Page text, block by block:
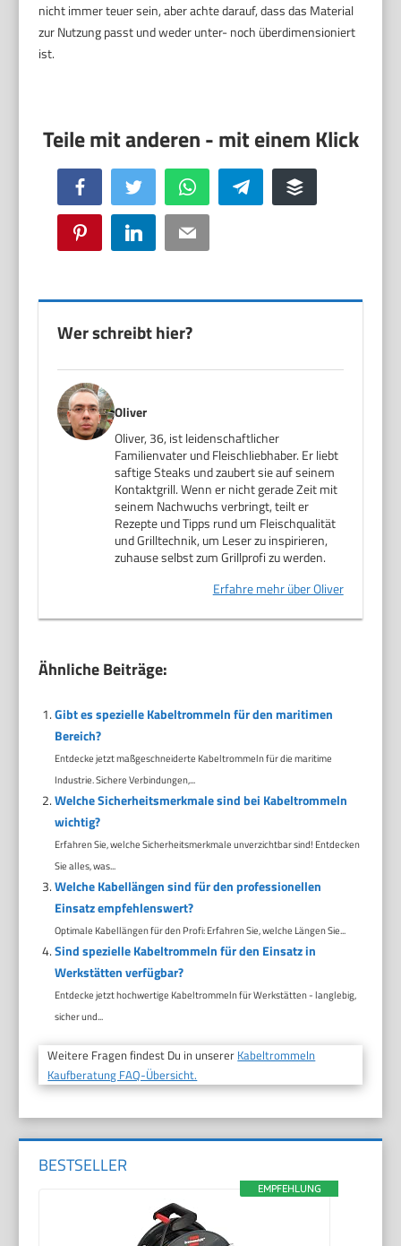
nicht immer teuer sein, aber achte darauf, dass das Material
zur Nutzung passt und weder unter- noch überdimensioniert
ist.
Facebook Twitter WhatsApp Telegram Buffer
Pinterest LinkedIn Email
Wer schreibt hier?
Oliver
Oliver, 36, ist leidenschaftlicher
Familienvater und Fleischliebhaber. Er liebt
saftige Steaks und zaubert sie auf seinem
Kontaktgrill. Wenn er nicht gerade Zeit mit
seinem Nachwuchs verbringt, teilt er
Rezepte und Tipps rund um Fleischqualität
und Grilltechnik, um Leser zu inspirieren,
zuhause selbst zum Grillprofi zu werden.
Erfahre mehr über Oliver
Ähnliche Beiträge:
Gibt es spezielle Kabeltrommeln für den maritimen
Bereich?
Entdecke jetzt maßgeschneiderte Kabeltrommeln für die maritime
Industrie. Sichere Verbindungen,...
Welche Sicherheitsmerkmale sind bei Kabeltrommeln
wichtig?
Erfahren Sie, welche Sicherheitsmerkmale unverzichtbar sind! Entdecken
Sie alles, was...
Welche Kabellängen sind für den professionellen
Einsatz empfehlenswert?
Optimale Kabellängen für den Profi: Erfahren Sie, welche Längen Sie...
Sind spezielle Kabeltrommeln für den Einsatz in
Werkstätten verfügbar?
Entdecke jetzt hochwertige Kabeltrommeln für Werkstätten - langlebig,
sicher und...
Weitere Fragen findest Du in unserer Kabeltrommeln
Kaufberatung FAQ-Übersicht.
BESTSELLER
EMPFEHLUNG